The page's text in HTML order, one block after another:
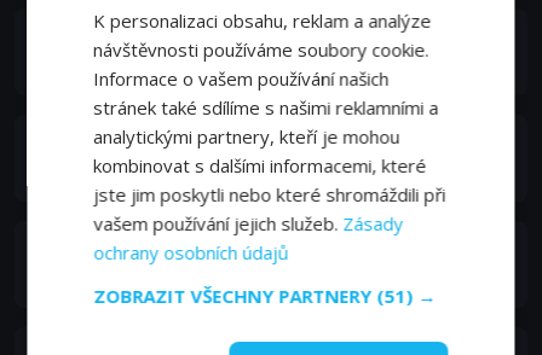
Matt Maiellaro
Err / Cybernetic Ghost / Satan (voice)
Mike Schatz
Emory (voice)
C. Martin Croker
K personalizaci obsahu, reklam a analýze
návštěvnosti používáme soubory cookie.
Informace o vašem používání našich
stránek také sdílíme s našimi reklamními a
analytickými partnery, kteří je mohou
kombinovat s dalšími informacemi, které
jste jim poskytli nebo které shromáždili při
vašem používání jejich služeb. Zásady
ochrany osobních údajů
ZOBRAZIT VŠECHNY PARTNERY (51) →